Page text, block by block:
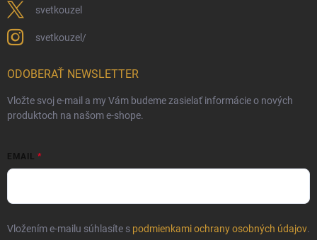
svetkouzel
svetkouzel/
ODOBERAŤ NEWSLETTER
Vložte svoj e-mail a my Vám budeme zasielať informácie o nových
produktoch na našom e-shope.
EMAIL
Vložením e-mailu súhlasíte s podmienkami ochrany osobných údajov.